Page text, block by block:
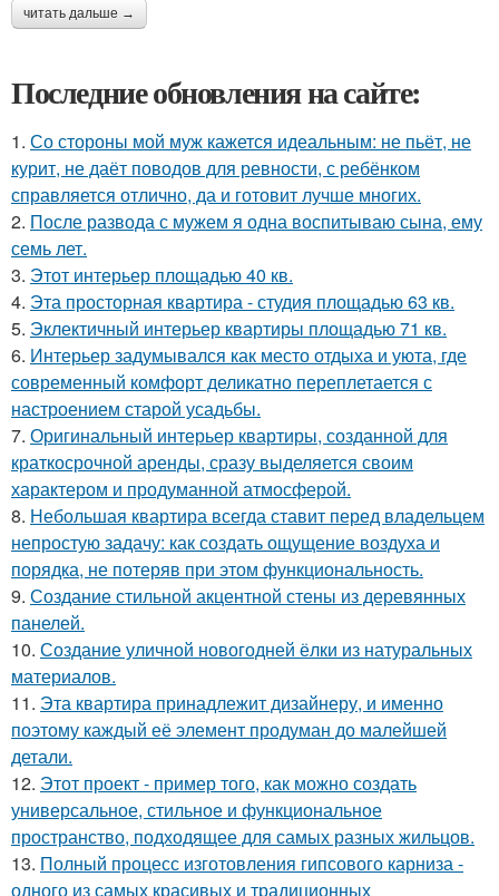
читать дальше →
Последние обновления на сайте:
1. Со стороны мой муж кажется идеальным: не пьёт, не
курит, не даёт поводов для ревности, с ребёнком
справляется отлично, да и готовит лучше многих.
2. После развода с мужем я одна воспитываю сына, ему
семь лет.
3. Этот интерьер площадью 40 кв.
4. Эта просторная квартира - студия площадью 63 кв.
5. Эклектичный интерьер квартиры площадью 71 кв.
6. Интерьер задумывался как место отдыха и уюта, где
современный комфорт деликатно переплетается с
настроением старой усадьбы.
7. Оригинальный интерьер квартиры, созданной для
краткосрочной аренды, сразу выделяется своим
характером и продуманной атмосферой.
8. Небольшая квартира всегда ставит перед владельцем
непростую задачу: как создать ощущение воздуха и
порядка, не потеряв при этом функциональность.
9. Создание стильной акцентной стены из деревянных
панелей.
10. Создание уличной новогодней ёлки из натуральных
материалов.
11. Эта квартира принадлежит дизайнеру, и именно
поэтому каждый её элемент продуман до малейшей
детали.
12. Этот проект - пример того, как можно создать
универсальное, стильное и функциональное
пространство, подходящее для самых разных жильцов.
13. Полный процесс изготовления гипсового карниза -
одного из самых красивых и традиционных